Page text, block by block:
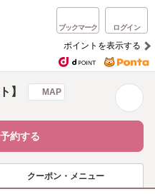
ブックマーク ログイン
ポイントを表示する
】 MAP
約する
クーポン・メニュー